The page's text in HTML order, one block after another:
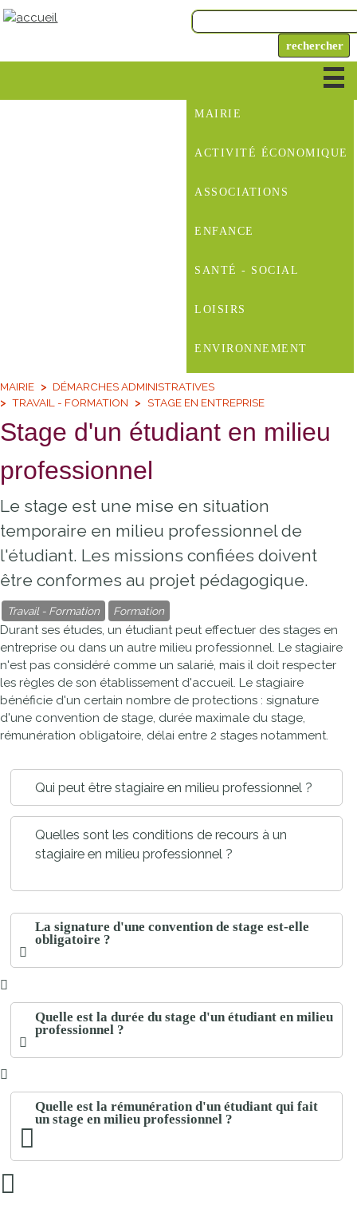
MAIRIE
ACTIVITÉ ÉCONOMIQUE
ASSOCIATIONS
ENFANCE
SANTÉ - SOCIAL
LOISIRS
ENVIRONNEMENT
MAIRIE
DÉMARCHES ADMINISTRATIVES
TRAVAIL - FORMATION
STAGE EN ENTREPRISE
Stage d'un étudiant en milieu
professionnel
Le stage est une mise en situation
temporaire en milieu professionnel de
l'étudiant. Les missions confiées doivent
être conformes au projet pédagogique.
Travail - Formation Formation
Durant ses études, un étudiant peut effectuer des stages en
entreprise ou dans un autre milieu professionnel. Le stagiaire
n'est pas considéré comme un salarié, mais il doit respecter
les règles de son établissement d'accueil. Le stagiaire
bénéficie d'un certain nombre de protections : signature
d'une convention de stage, durée maximale du stage,
rémunération obligatoire, délai entre 2 stages notamment.
Qui peut être stagiaire en milieu professionnel ?
Quelles sont les conditions de recours à un
stagiaire en milieu professionnel ?
La signature d'une convention de stage est-elle
obligatoire ?
Quelle est la durée du stage d'un étudiant en milieu
professionnel ?
Quelle est la rémunération d'un étudiant qui fait
un stage en milieu professionnel ?